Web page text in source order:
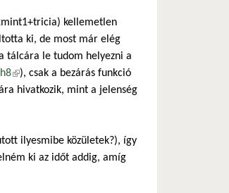
kellemetlen
ki, de most már elég
tálcára le tudom helyezni a
(külső hivatkozás)
), csak a bezárás funkció
hivatkozik, mint a jelenség
ilyesmibe közületek?), így
ki az időt addig, amíg